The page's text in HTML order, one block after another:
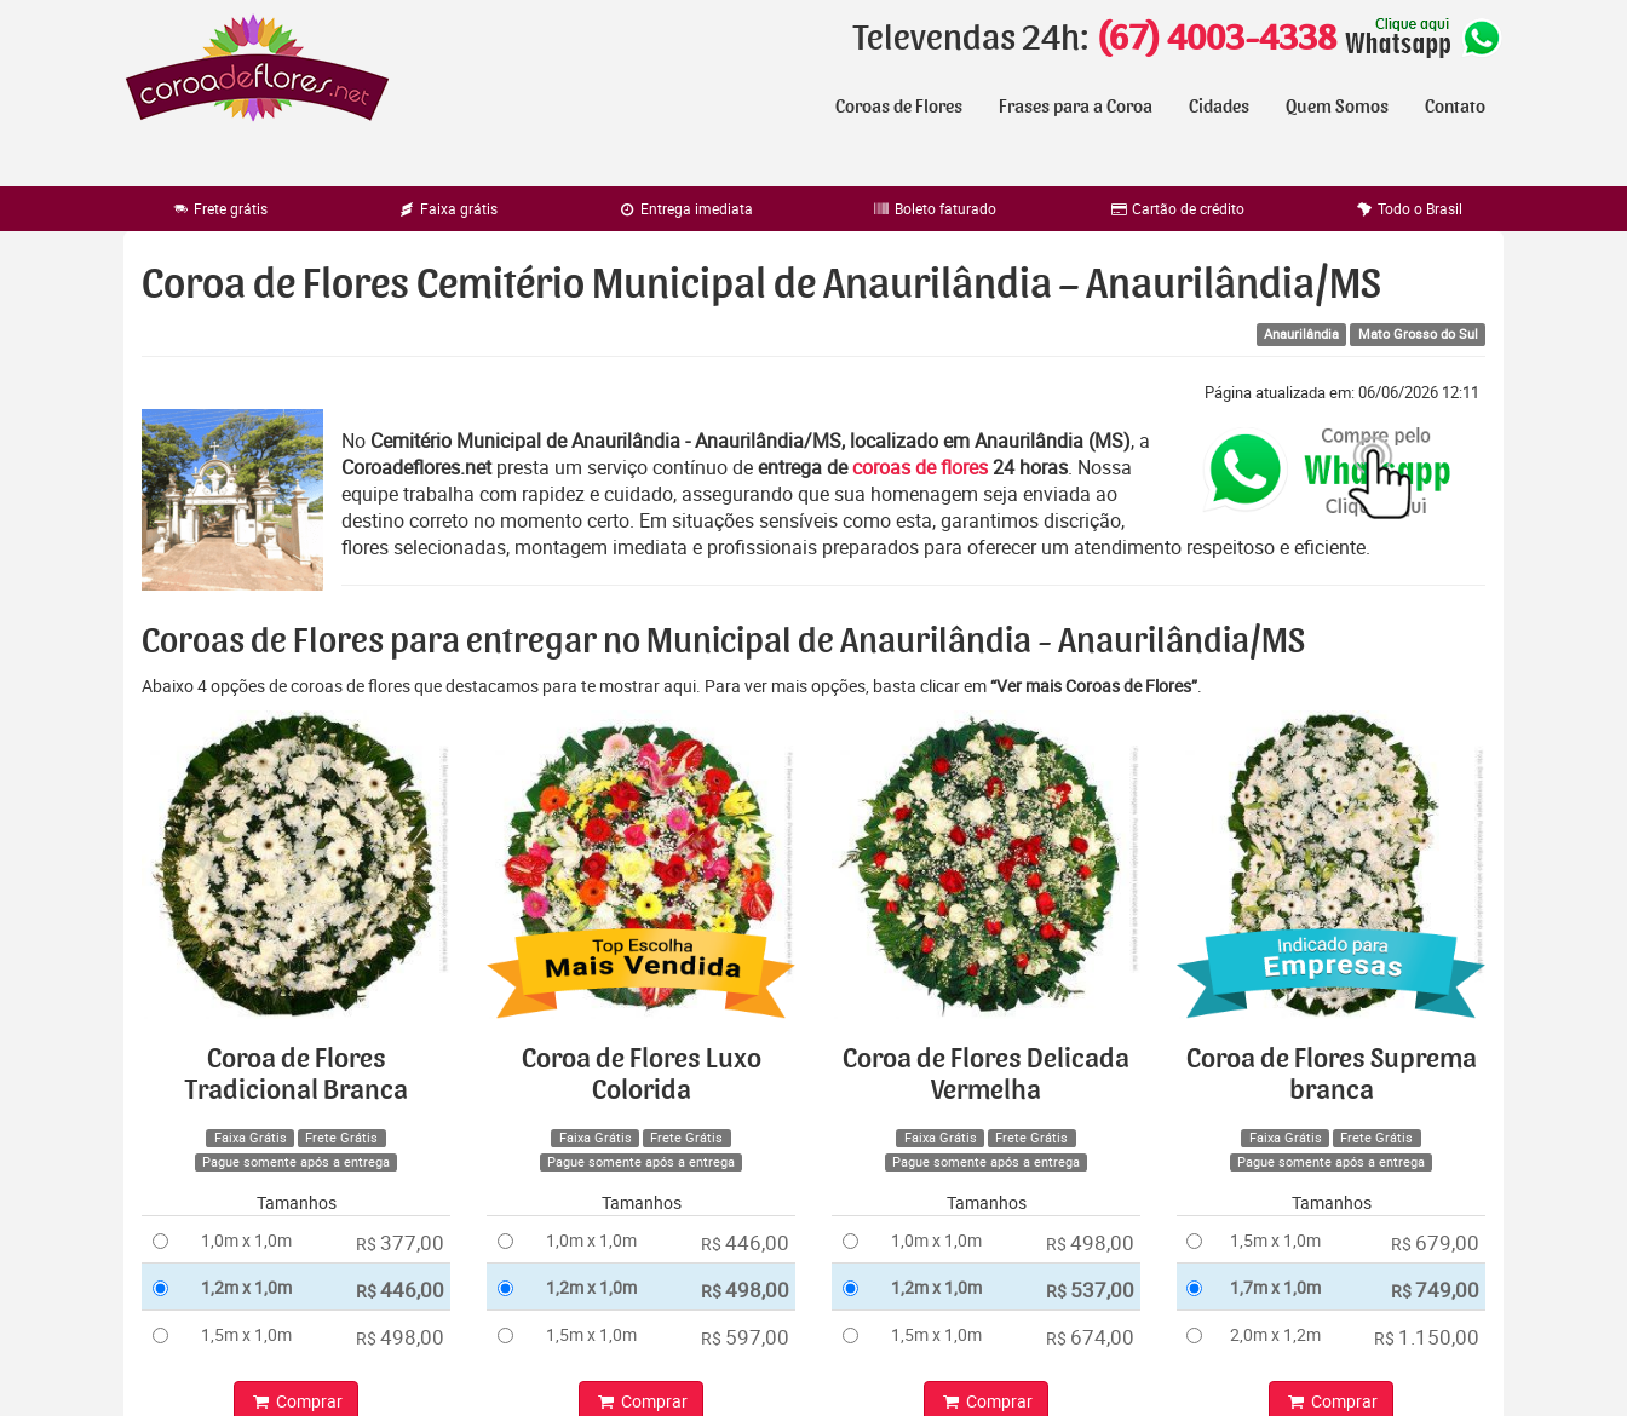
Televendas 24h: (67) 4003-4338
Coroas de Flores Frases para a Coroa Cidades Quem Somos Contato
Frete grátis Faixa grátis Entrega imediata Boleto faturado Cartão de crédito Todo o Brasil
Coroa de Flores Cemitério Municipal de Anaurilândia – Anaurilândia/MS
Anaurilândia Mato Grosso do Sul
Página atualizada em: 06/06/2026 12:11
No Cemitério Municipal de Anaurilândia - Anaurilândia/MS, localizado em Anaurilândia (MS), a
Coroadeflores.netpresta um serviço contínuo deentrega decoroas de flores24 horas. Nossa
equipe trabalha com rapidez e cuidado, assegurando que sua homenagem seja enviada ao
destino correto no momento certo. Em situações sensíveis como esta, garantimos discrição,
flores selecionadas, montagem imediata e profissionais preparados para oferecer um atendimento respeitoso e eficiente.
Coroas de Flores para entregar no Municipal de Anaurilândia - Anaurilândia/MS
Abaixo 4 opções de coroas de flores que destacamos para te mostrar aqui. Para ver mais opções, basta clicar em“Ver mais Coroas de Flores”.
Coroa de Flores
Tradicional Branca
Faixa Grátis
Frete Grátis
Pague somente após a entrega
Tamanhos
1,0m x 1,0m
R$ 377,00
1,2m x 1,0m R$446,00
1,5m x 1,0m R$ 498,00
Comprar
Coroa de Flores Luxo
Colorida
Faixa Grátis
Frete Grátis
Pague somente após a entrega
Tamanhos
1,0m x 1,0m
R$ 446,00
1,2m x 1,0m R$498,00
1,5m x 1,0m R$ 597,00
Comprar
Coroa de Flores Delicada
Vermelha
Faixa Grátis
Frete Grátis
Pague somente após a entrega
Tamanhos
1,0m x 1,0m
R$ 498,00
1,2m x 1,0m R$ 537,00
1,5m x 1,0m R$ 674,00
Comprar
Coroa de Flores Suprema
branca
Faixa Grátis
Frete Grátis
Pague somente após a entrega
Tamanhos
1,5m x 1,0m
R$ 679,00
1,7m x 1,0m R$749,00
2,0m x 1,2m R$ 1.150,00
Comprar